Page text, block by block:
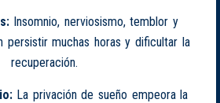
Insomnio, nerviosismo, temblor y
persistir muchas horas y dificultar la
recuperación.
La privación de sueño empeora la